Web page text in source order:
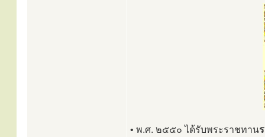
• พ.ศ. ๒๕๕๐ ได้รับพระราชทาน